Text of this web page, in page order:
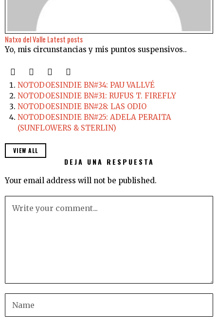
Natxo del Valle Latest posts
Yo, mis circunstancias y mis puntos suspensivos..
NOTODOESINDIE BN#34: PAU VALLVÉ
NOTODOESINDIE BN#31: RUFUS T. FIREFLY
NOTODOESINDIE BN#28: LAS ODIO
NOTODOESINDIE BN#25: ADELA PERAITA
(SUNFLOWERS & STERLIN)
VIEW ALL
DEJA UNA RESPUESTA
Your email address will not be published.